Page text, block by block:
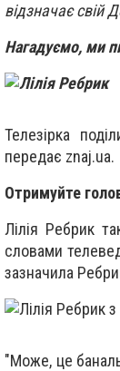
відзначає свій
Нагадуємо, ми
Телезірка
передає znaj.ua.
Отримуйте
Лілія Ребрик
словами
зазначила
"Може, це